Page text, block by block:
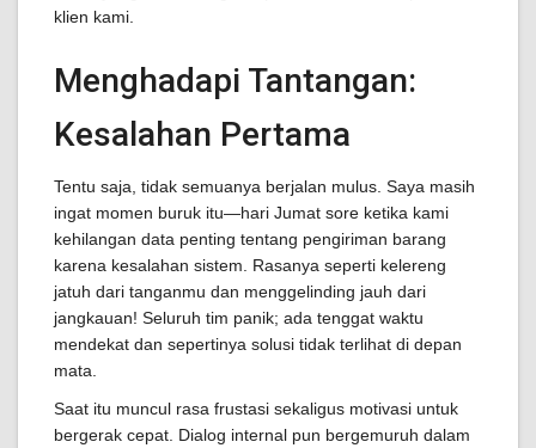
klien kami.
Menghadapi Tantangan:
Kesalahan Pertama
Tentu saja, tidak semuanya berjalan mulus. Saya masih
ingat momen buruk itu—hari Jumat sore ketika kami
kehilangan data penting tentang pengiriman barang
karena kesalahan sistem. Rasanya seperti kelereng
jatuh dari tanganmu dan menggelinding jauh dari
jangkauan! Seluruh tim panik; ada tenggat waktu
mendekat dan sepertinya solusi tidak terlihat di depan
mata.
Saat itu muncul rasa frustasi sekaligus motivasi untuk
bergerak cepat. Dialog internal pun bergemuruh dalam